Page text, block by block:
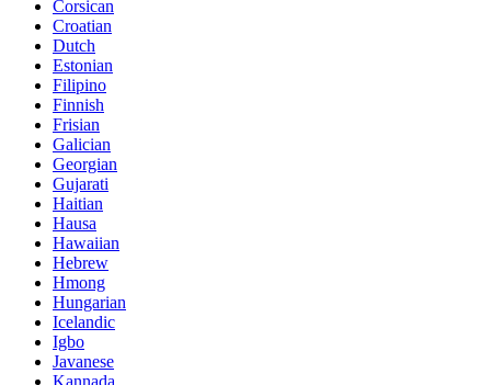
Corsican
Croatian
Dutch
Estonian
Filipino
Finnish
Frisian
Galician
Georgian
Gujarati
Haitian
Hausa
Hawaiian
Hebrew
Hmong
Hungarian
Icelandic
Igbo
Javanese
Kannada